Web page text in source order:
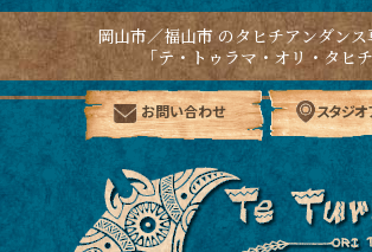
岡山市／福山市 のタヒチアンダン
「テ・トゥラマ・オリ・タヒ
お問い合わせ スタジオ